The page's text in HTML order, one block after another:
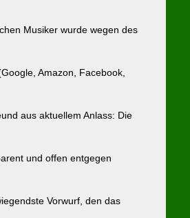
Musiker wurde wegen des
Amazon, Facebook,
aus aktuellem Anlass: Die
und offen entgegen
Vorwurf, den das